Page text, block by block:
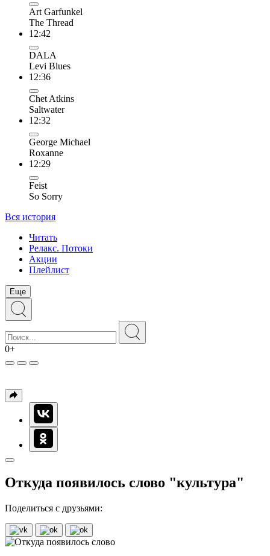
Art Garfunkel
The Thread
12:42
DALA
Levi Blues
12:36
Chet Atkins
Saltwater
12:32
George Michael
Roxanne
12:29
Feist
So Sorry
Вся история
Читать
Релакс. Потоки
Акции
Плейлист
Еще
0+
Откуда появилось слово "культура"
Поделиться с друзьями: